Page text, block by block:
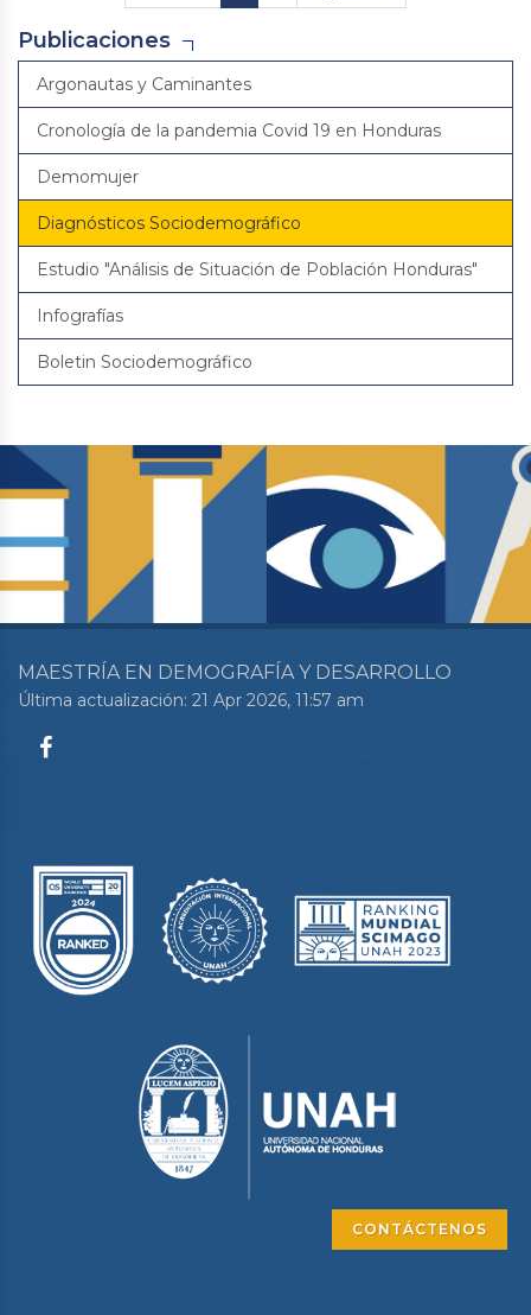
Publicaciones
Argonautas y Caminantes
Cronología de la pandemia Covid 19 en Honduras
Demomujer
Diagnósticos Sociodemográfico
Estudio "Análisis de Situación de Población Honduras"
Infografías
Boletin Sociodemográfico
MAESTRÍA EN DEMOGRAFÍA Y DESARROLLO
Última actualización: 21 Apr 2026, 11:57 am
CONTÁCTENOS